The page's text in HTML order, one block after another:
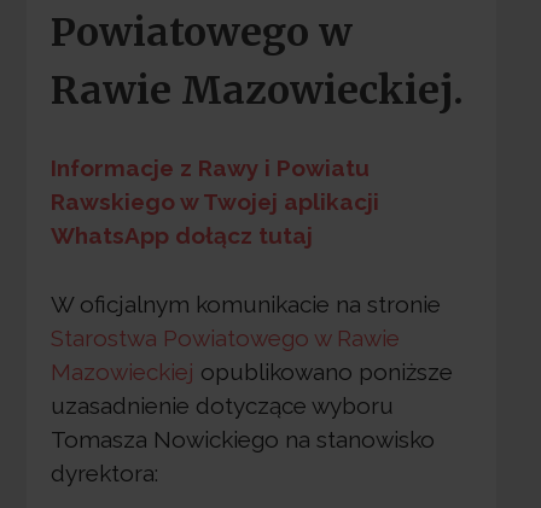
Powiatowego w
Rawie Mazowieckiej.
Informacje z Rawy i Powiatu
Rawskiego w Twojej aplikacji
WhatsApp dołącz tutaj
W oficjalnym komunikacie na stronie
Starostwa Powiatowego w Rawie
Mazowieckiej opublikowano poniższe
uzasadnienie dotyczące wyboru
Tomasza Nowickiego na stanowisko
dyrektora: